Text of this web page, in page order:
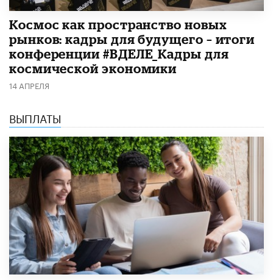
Космос как пространство новых
рынков: кадры для будущего – итоги
конференции #ВДЕЛЕ_Кадры для
космической экономики
14 АПРЕЛЯ
ВЫПЛАТЫ